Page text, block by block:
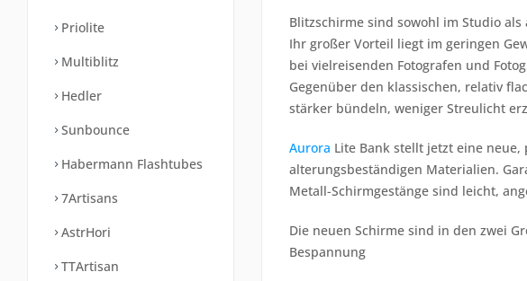
Priolite
Multiblitz
Hedler
Sunbounce
Habermann Flashtubes
7Artisans
AstrHori
TTArtisan
Blitzschirme sind sowohl im Studio
Ihr großer Vorteil liegt im geringen
bei vielreisenden Fotografen und
Gegenüber den klassischen, relativ
stärker bündeln, weniger Streulicht
Aurora Lite Bank stellt jetzt eine
alterungsbeständigen Materialien.
Metall-Schirmgestänge sind leicht,
Die neuen Schirme sind in den zwei
Bespannung